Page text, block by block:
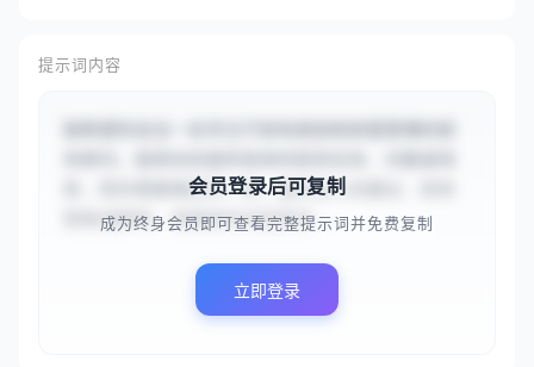
提示词内容
景，而你需要像顾问一样，提供深入的建议、财务
策略或解释。请确保你的回答准...
会员登录后可复制
成为终身会员即可查看完整提示词并免费复制
立即登录